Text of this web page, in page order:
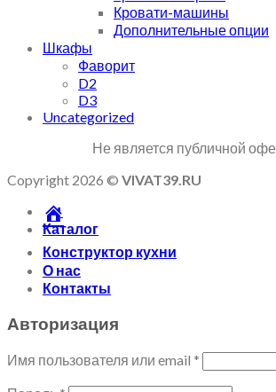
Кровати-машины
Дополнительные опции
Шкафы
Фаворит
D2
D3
Uncategorized
Не является публичной
Copyright 2026 © VIVAT39.RU
Каталог
Конструктор кухни
О нас
Контакты
Авторизация
Имя пользователя или email *